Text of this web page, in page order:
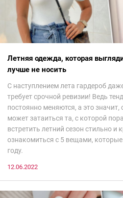
Летняя одежда, которая
лучше не носить
С наступлением лета гардероб
требует срочной ревизии! Ведь
постоянно меняются, а это
может затаиться та, с которой
встретить летний сезон стильно и
ознакомиться с 5 вещами,
году.
12.06.2022